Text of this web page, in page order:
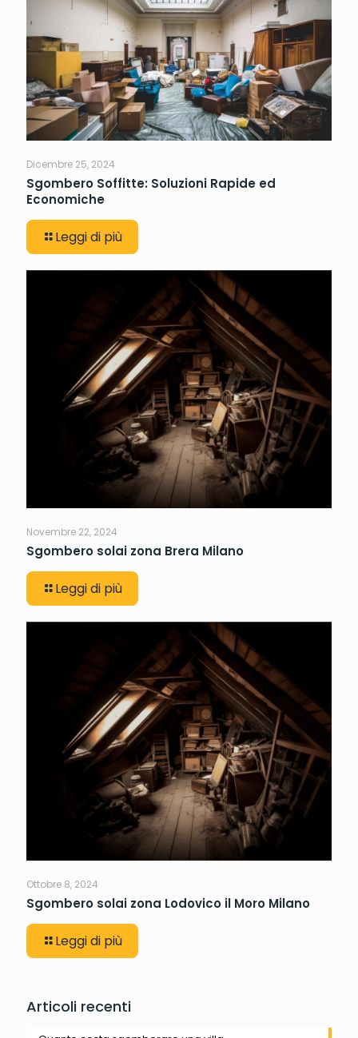
Dicembre 25, 2024
Sgombero Soffitte: Soluzioni Rapide ed
Economiche
Leggi di più
Novembre 22, 2024
Sgombero solai zona Brera Milano
Leggi di più
Ottobre 8, 2024
Sgombero solai zona Lodovico il Moro Milano
Leggi di più
Articoli recenti